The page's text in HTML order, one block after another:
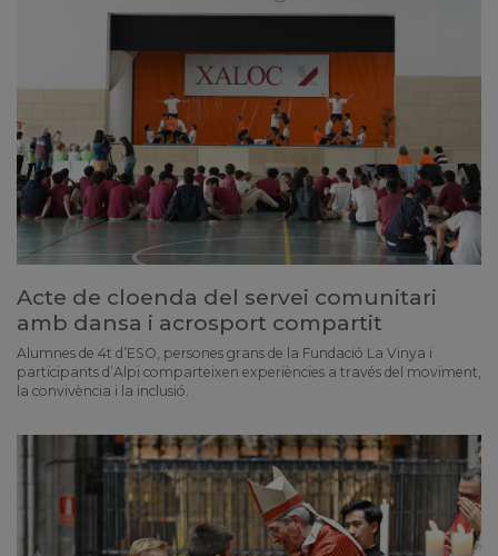
Acte de cloenda del servei comunitari
amb dansa i acrosport compartit
Alumnes de 4t d’ESO, persones grans de la Fundació La Vinya i
participants d’Alpi comparteixen experiències a través del moviment,
la convivència i la inclusió.